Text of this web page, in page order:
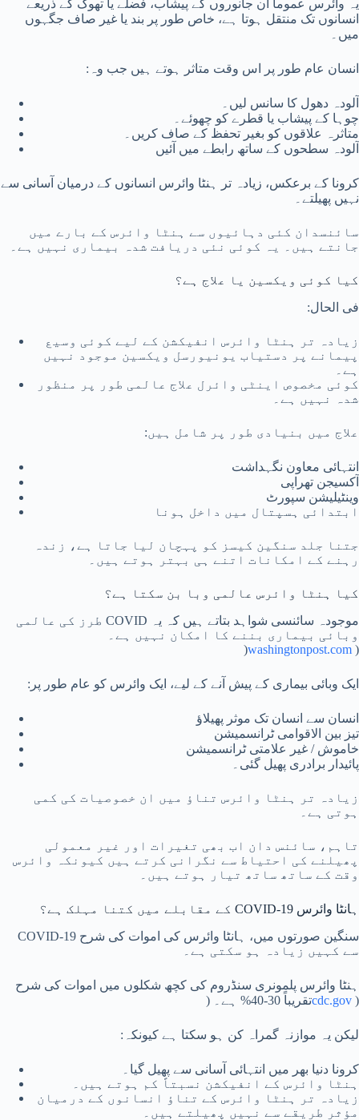
یہ وائرس عموماً ان جانوروں کے پیشاب، فضلے یا تھوک کے ذریعے
انسانوں تک منتقل ہوتا ہے، خاص طور پر بند یا غیر صاف جگہوں
میں۔
انسان عام طور پر اس وقت متاثر ہوتے ہیں جب وہ:
آلودہ دھول کا سانس لیں۔
چوہا کے پیشاب یا قطرے کو چھوئے۔
متاثرہ علاقوں کو بغیر تحفظ کے صاف کریں۔
آلودہ سطحوں کے ساتھ رابطے میں آئیں
کرونا کے برعکس، زیادہ تر ہنٹا وائرس انسانوں کے درمیان آسانی سے
نہیں پھیلتے۔
سائنسدان کئی دہائیوں سے ہنٹا وائرس کے بارے میں
جانتے ہیں۔ یہ کوئی نئی دریافت شدہ بیماری نہیں ہے۔
کیا کوئی ویکسین یا علاج ہے؟
فی الحال:
زیادہ تر ہنٹا وائرس انفیکشن کے لیے کوئی وسیع
پیمانے پر دستیاب یونیورسل ویکسین موجود نہیں
ہے۔
کوئی مخصوص اینٹی وائرل علاج عالمی طور پر منظور
شدہ نہیں ہے۔
علاج میں بنیادی طور پر شامل ہیں:
انتہائی معاون نگہداشت
آکسیجن تھراپی
وینٹیلیشن سپورٹ
ابتدائی ہسپتال میں داخل ہونا
جتنا جلد سنگین کیسز کو پہچان لیا جاتا ہے، زندہ
رہنے کے امکانات اتنے ہی بہتر ہوتے ہیں۔
کیا ہنٹا وائرس عالمی وبا بن سکتا ہے؟
موجودہ سائنسی شواہد بتاتے ہیں کہ یہ COVID طرز کی عالمی
وبائی بیماری بننے کا امکان نہیں ہے۔
(washingtonpost.com )
ایک وبائی بیماری کے پیش آنے کے لیے، ایک وائرس کو عام طور پر:
انسان سے انسان تک موثر پھیلاؤ
تیز بین الاقوامی ٹرانسمیشن
خاموش / غیر علامتی ٹرانسمیشن
پائیدار برادری پھیل گئی۔
زیادہ تر ہنٹا وائرس تناؤ میں ان خصوصیات کی کمی
ہوتی ہے۔
تاہم، سائنس دان اب بھی تغیرات اور غیر معمولی
پھیلنے کی احتیاط سے نگرانی کرتے ہیں کیونکہ وائرس
وقت کے ساتھ ساتھ تیار ہوتے ہیں۔
ہانٹا وائرس COVID-19 کے مقابلے میں کتنا مہلک ہے؟
سنگین صورتوں میں، ہانٹا وائرس کی اموات کی شرح COVID-19
سے کہیں زیادہ ہو سکتی ہے۔
ہنٹا وائرس پلمونری سنڈروم کی کچھ شکلوں میں اموات کی شرح
تقریباً 30-40% ہے۔ (cdc.gov )
لیکن یہ موازنہ گمراہ کن ہو سکتا ہے کیونکہ:
کرونا دنیا بھر میں انتہائی آسانی سے پھیل گیا۔
ہنٹا وائرس کے انفیکشن نسبتاً کم ہوتے ہیں۔
زیادہ تر ہنٹا وائرس کے تناؤ انسانوں کے درمیان
مؤثر طریقے سے نہیں پھیلتے ہیں۔